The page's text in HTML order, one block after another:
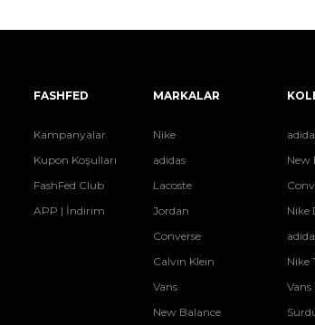
FASHFED
Kampanyalar
Kupon Koşulları
FashFed Club
APP | İndirim
MARKALAR
Nike
adidas
Lacoste
Jordan
Converse
Calvin Klein
Vans
New Balance
New
Nike
Nike
Vans